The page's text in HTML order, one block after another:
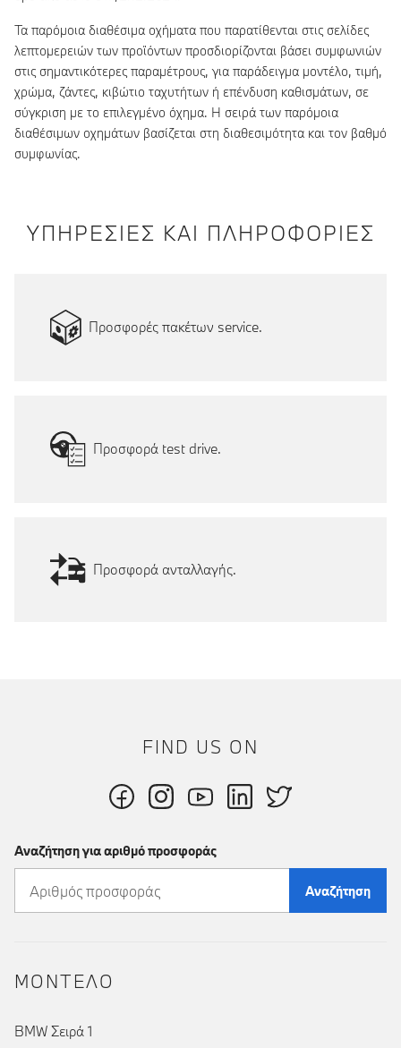
Τα παρόμοια διαθέσιμα οχήματα που παρατίθενται στις σελίδες
λεπτομερειών των προϊόντων προσδιορίζονται βάσει συμφωνιών
στις σημαντικότερες παραμέτρους, για παράδειγμα μοντέλο, τιμή,
χρώμα, ζάντες, κιβώτιο ταχυτήτων ή επένδυση καθισμάτων, σε
σύγκριση με το επιλεγμένο όχημα. Η σειρά των παρόμοια
διαθέσιμων οχημάτων βασίζεται στη διαθεσιμότητα και τον βαθμό
συμφωνίας.
ΥΠΗΡΕΣΙΕΣ ΚΑΙ ΠΛΗΡΟΦΟΡΙΕΣ
Προσφορές πακέτων service.
Προσφορά test drive.
Προσφορά ανταλλαγής.
FIND US ON
Αναζήτηση για αριθμό προσφοράς
Αναζήτηση
ΜΟΝΤΕΛΟ
BMW Σειρά 1